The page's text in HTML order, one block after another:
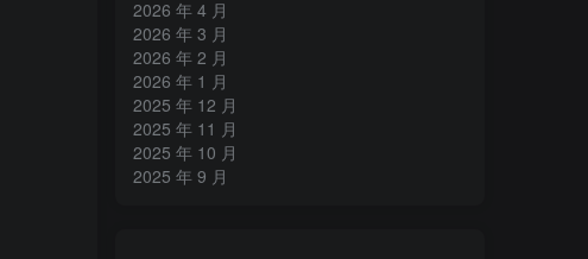
2026 年 4 月
2026 年 3 月
2026 年 2 月
2026 年 1 月
2025 年 12 月
2025 年 11 月
2025 年 10 月
2025 年 9 月